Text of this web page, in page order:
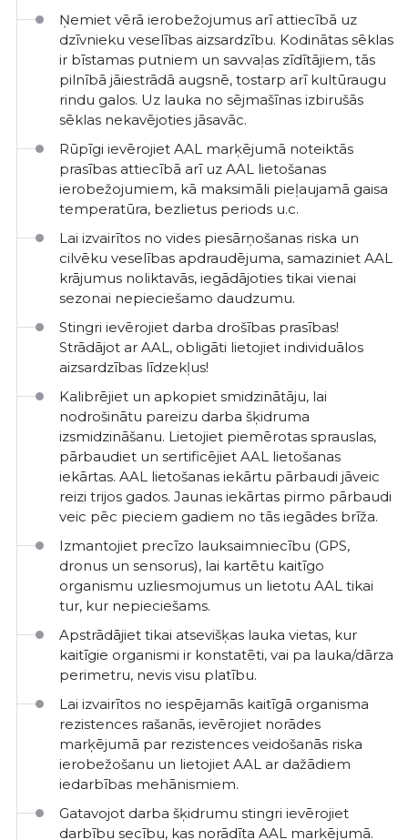
Ņemiet vērā ierobežojumus arī attiecībā uz
dzīvnieku veselības aizsardzību. Kodinātas sēklas
ir bīstamas putniem un savvaļas zīdītājiem, tās
pilnībā jāiestrādā augsnē, tostarp arī kultūraugu
rindu galos. Uz lauka no sējmašīnas izbirušās
sēklas nekavējoties jāsavāc.
Rūpīgi ievērojiet AAL marķējumā noteiktās
prasības attiecībā arī uz AAL lietošanas
ierobežojumiem, kā maksimāli pieļaujamā gaisa
temperatūra, bezlietus periods u.c.
Lai izvairītos no vides piesārņošanas riska un
cilvēku veselības apdraudējuma, samaziniet AAL
krājumus noliktavās, iegādājoties tikai vienai
sezonai nepieciešamo daudzumu.
Stingri ievērojiet darba drošības prasības!
Strādājot ar AAL, obligāti lietojiet individuālos
aizsardzības līdzekļus!
Kalibrējiet un apkopiet smidzinātāju, lai
nodrošinātu pareizu darba šķidruma
izsmidzināšanu. Lietojiet piemērotas sprauslas,
pārbaudiet un sertificējiet AAL lietošanas
iekārtas. AAL lietošanas iekārtu pārbaudi jāveic
reizi trijos gados. Jaunas iekārtas pirmo pārbaudi
veic pēc pieciem gadiem no tās iegādes brīža.
Izmantojiet precīzo lauksaimniecību (GPS,
dronus un sensorus), lai kartētu kaitīgo
organismu uzliesmojumus un lietotu AAL tikai
tur, kur nepieciešams.
Apstrādājiet tikai atsevišķas lauka vietas, kur
kaitīgie organismi ir konstatēti, vai pa lauka/dārza
perimetru, nevis visu platību.
Lai izvairītos no iespējamās kaitīgā organisma
rezistences rašanās, ievērojiet norādes
marķējumā par rezistences veidošanās riska
ierobežošanu un lietojiet AAL ar dažādiem
iedarbības mehānismiem.
Gatavojot darba šķidrumu stingri ievērojiet
darbību secību, kas norādīta AAL marķējumā.